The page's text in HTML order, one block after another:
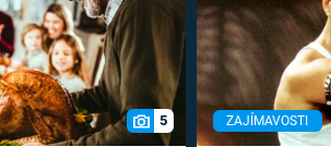
5 ZAJÍMAVOSTI